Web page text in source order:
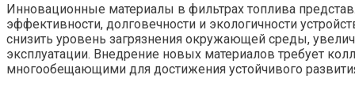
Инновационные материалы в фильтрах топлива
эффективности, долговечности и экологичности
снизить уровень загрязнения окружающей среды,
эксплуатации. Внедрение новых материалов требует
многообещающими для достижения устойчивого